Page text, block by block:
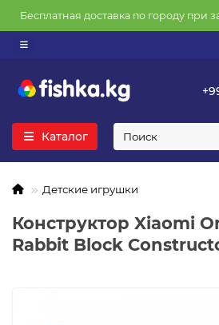
Бесплатная доставка по городу при
Каталог
Детские игрушки
Конструктор Xiaomi
Rabbit Block